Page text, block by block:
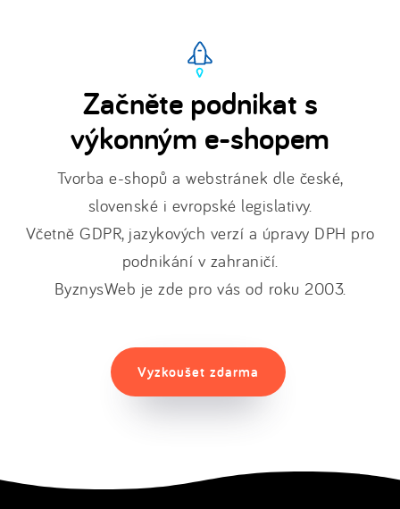
Začněte podnikat s
výkonným e-shopem
Tvorba e-shopů a webstránek dle české,
slovenské i evropské legislativy.
Včetně GDPR, jazykových verzí a úpravy DPH pro
podnikání v zahraničí.
ByznysWeb je zde pro vás od roku 2003.
Vyzkoušet zdarma